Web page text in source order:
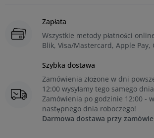
Zapłata
Wszystkie metody płatności
Blik, Visa/Mastercard, Apple Pay,
Szybka dostawa
Zamówienia złożone w dni
12:00 wysyłamy tego samego
Zamówienia po godzinie 12:00 -
następnego dnia roboczego!
Darmowa dostawa przy